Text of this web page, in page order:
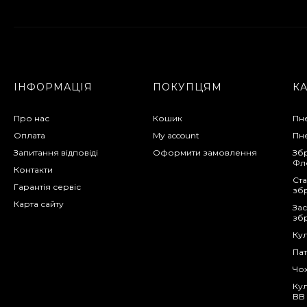
ІНФОРМАЦІЯ
Про нас
Оплата
Запитання відповіді
Контакти
Гарантія сервіс
Карта сайту
ПОКУПЦЯМ
Кошик
My account
Оформити замовлення
BB